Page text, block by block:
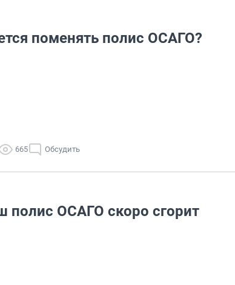
поменять полис ОСАГО?
665 Обсудить
полис ОСАГО скоро сгорит